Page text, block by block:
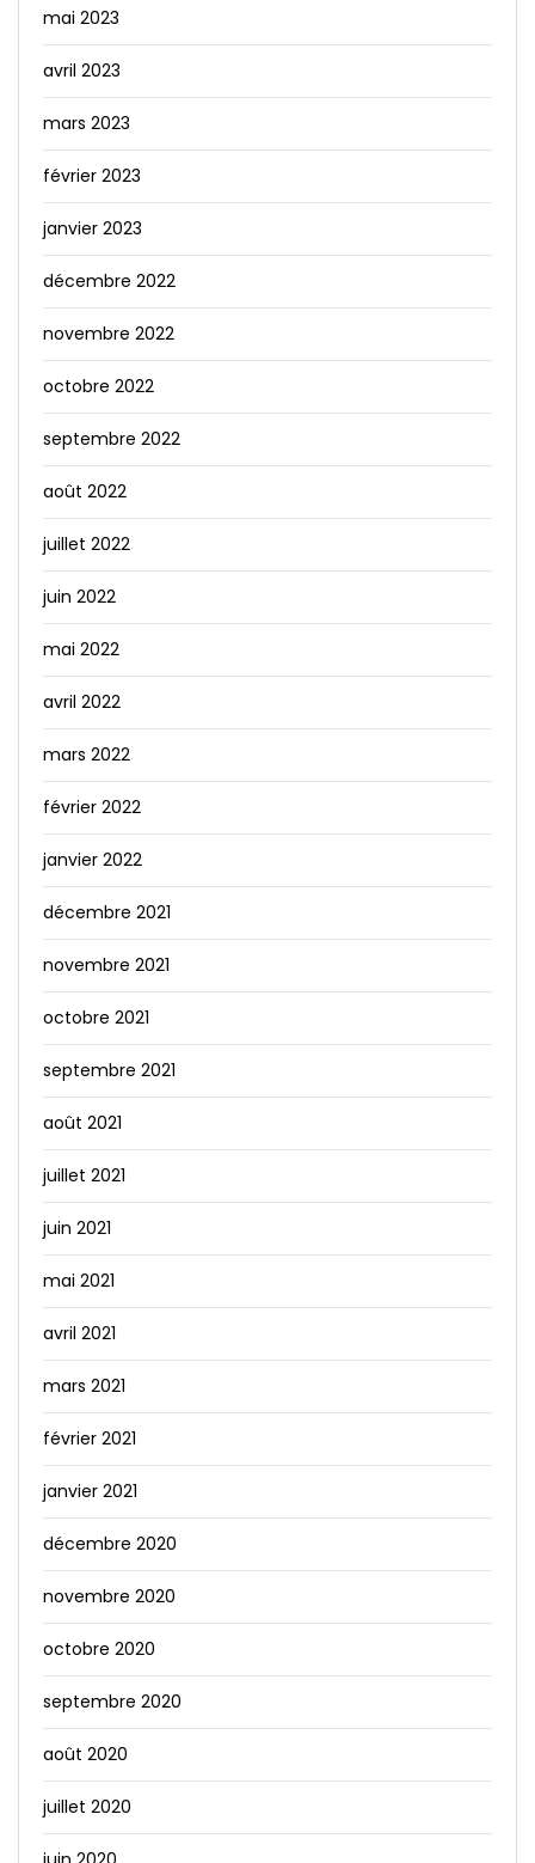
mai 2023
avril 2023
mars 2023
février 2023
janvier 2023
décembre 2022
novembre 2022
octobre 2022
septembre 2022
août 2022
juillet 2022
juin 2022
mai 2022
avril 2022
mars 2022
février 2022
janvier 2022
décembre 2021
novembre 2021
octobre 2021
septembre 2021
août 2021
juillet 2021
juin 2021
mai 2021
avril 2021
mars 2021
février 2021
janvier 2021
décembre 2020
novembre 2020
octobre 2020
septembre 2020
août 2020
juillet 2020